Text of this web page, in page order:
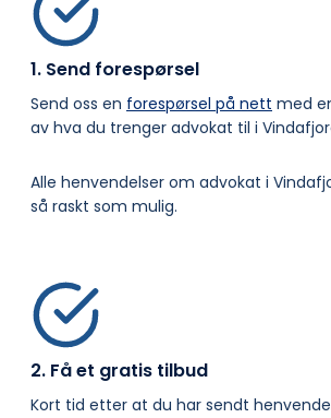
1. Send forespørsel
Send oss en forespørsel på nett med
av hva du trenger advokat til i
Alle henvendelser om advokat i
så raskt som mulig.
2. Få et gratis tilbud
Kort tid etter at du har sendt